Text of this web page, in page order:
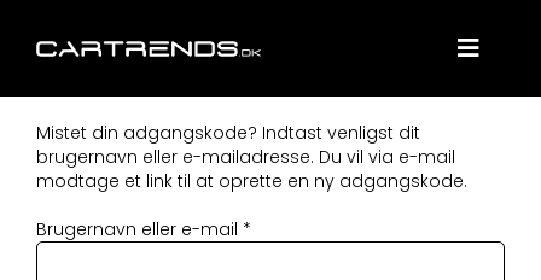
content
Toggle
FORSIDE
SHOP
VÆRKSTED
Mistet din adgangskode? Indtast venligst dit
brugernavn eller e-mailadresse. Du vil via e-mail
modtage et link til at oprette en ny adgangskode.
Brugernavn eller e-mail *